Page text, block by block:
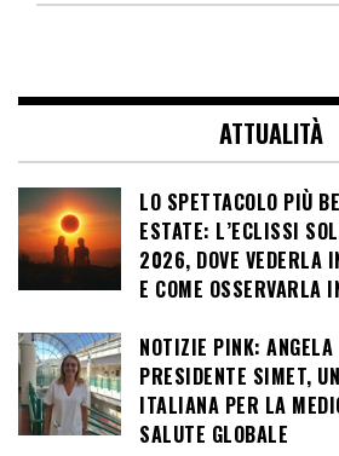
ATTUALITÀ
LO SPETTACOLO PIÙ
ESTATE: L’ECLISSI
2026, DOVE VEDERLA
E COME OSSERVARLA
NOTIZIE PINK: ANGELA
PRESIDENTE SIMET,
ITALIANA PER LA
SALUTE GLOBALE